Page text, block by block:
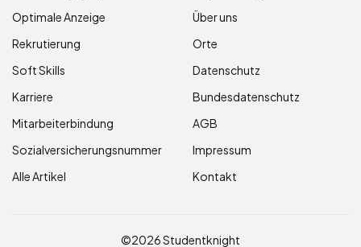
Optimale Anzeige
Rekrutierung
Soft Skills
Karriere
Mitarbeiterbindung
Sozialversicherungsnummer
Alle Artikel
Über uns
Orte
Datenschutz
Bundesdatenschutz
AGB
Impressum
Kontakt
©2026 Studentknight